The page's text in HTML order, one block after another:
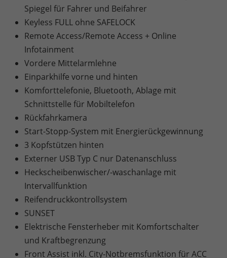
Spiegel für Fahrer und Beifahrer
Keyless FULL ohne SAFELOCK
Remote Access/Remote Access + Online
Infotainment
Vordere Mittelarmlehne
Einparkhilfe vorne und hinten
Komforttelefonie, Bluetooth, Ablage mit
Schnittstelle für Mobiltelefon
Rückfahrkamera
Start-Stopp-System mit Energierückgewinnung
3 Kopfstützen hinten
Externer USB Typ C nur Datenanschluss
Heckscheibenwischer/-waschanlage mit
Intervallfunktion
Reifendruckkontrollsystem
SUNSET
Elektrische Fensterheber mit Komfortschalter
und Kraftbegrenzung
Front Assist inkl. City-Notbremsfunktion für ACC